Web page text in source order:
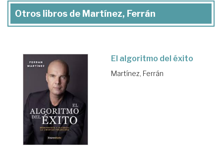
Otros libros de Martínez, Ferrán
El algoritmo del éxito
Martínez, Ferrán